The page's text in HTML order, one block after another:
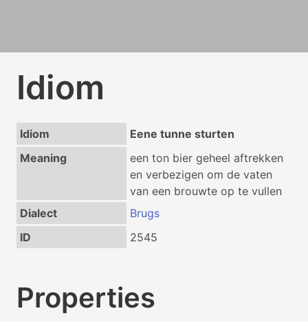
Idiom
Idiom
Eene tunne sturten
Meaning
een ton bier geheel aftrekken
en verbezigen om de vaten
van een brouwte op te vullen
Dialect
Brugs
ID
2545
Properties